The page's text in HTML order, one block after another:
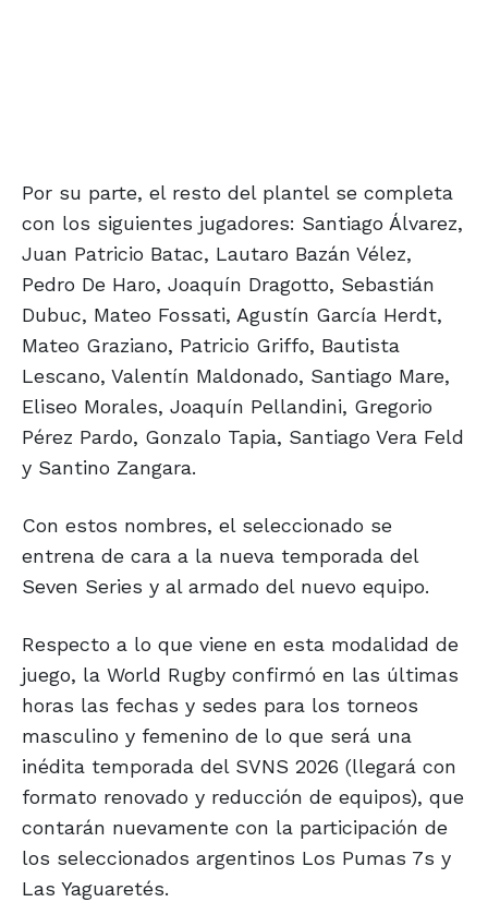
Por su parte, el resto del plantel se completa
con los siguientes jugadores: Santiago Álvarez,
Juan Patricio Batac, Lautaro Bazán Vélez,
Pedro De Haro, Joaquín Dragotto, Sebastián
Dubuc, Mateo Fossati, Agustín García Herdt,
Mateo Graziano, Patricio Griffo, Bautista
Lescano, Valentín Maldonado, Santiago Mare,
Eliseo Morales, Joaquín Pellandini, Gregorio
Pérez Pardo, Gonzalo Tapia, Santiago Vera Feld
y Santino Zangara.
Con estos nombres, el seleccionado se
entrena de cara a la nueva temporada del
Seven Series y al armado del nuevo equipo.
Respecto a lo que viene en esta modalidad de
juego, la World Rugby confirmó en las últimas
horas las fechas y sedes para los torneos
masculino y femenino de lo que será una
inédita temporada del SVNS 2026 (llegará con
formato renovado y reducción de equipos), que
contarán nuevamente con la participación de
los seleccionados argentinos Los Pumas 7s y
Las Yaguaretés.